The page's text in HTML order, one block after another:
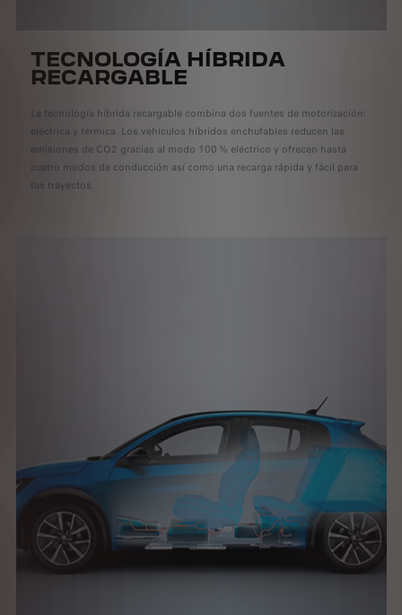
TECNOLOGÍA HÍBRIDA
RECARGABLE
La tecnología híbrida recargable combina dos fuentes de motorización:
eléctrica y térmica. Los vehículos híbridos enchufables reducen las
emisiones de CO2 gracias al modo 100 % eléctrico y ofrecen hasta
cuatro modos de conducción así como una recarga rápida y fácil para
tus trayectos.